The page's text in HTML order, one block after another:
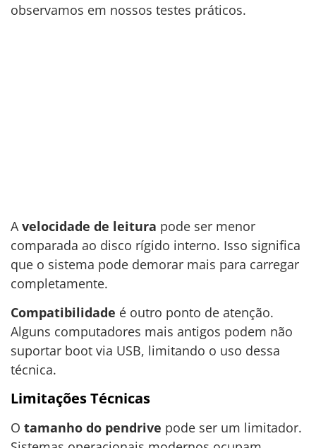
observamos em nossos testes práticos.
Avelocidade de leitura pode ser menor
comparada ao disco rígido interno. Isso significa
que o sistema pode demorar mais para carregar
completamente.
Compatibilidade é outro ponto de atenção.
Alguns computadores mais antigos podem não
suportar boot via USB, limitando o uso dessa
técnica.
Limitações Técnicas
O tamanho do pendrive pode ser um limitador.